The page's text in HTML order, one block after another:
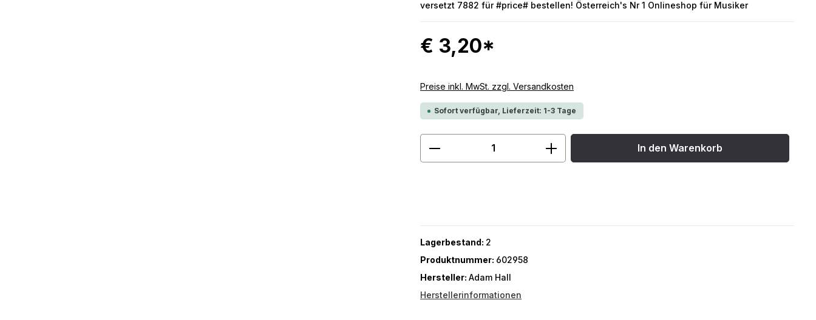
versetzt 7882 für #price# bestellen! Österreich's Nr 1 Onlineshop für Musiker
€ 3,20*
Preise inkl. MwSt. zzgl. Versandkosten
Sofort verfügbar, Lieferzeit: 1-3 Tage
Produkt Anzahl: Gib den gewünschten Wert ein oder
In den Warenkorb
Lagerbestand: 2
Produktnummer: 602958
Hersteller: Adam Hall
Herstellerinformationen